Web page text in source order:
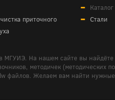
приточного
Стали
МГУИЭ. На нашем сайте вы
методичек (методических
файлов. Желаем вам найти